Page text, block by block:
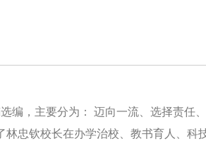
编，主要分为： 迈向一流、选择责任
忠钦校长在办学治校、教书育人、科